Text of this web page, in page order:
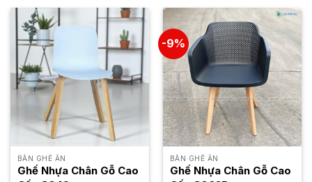
phẩm
này
có
nhiều
biến
thể.
Các
chọn
thể
được
BÀN GHẾ ĂN
Ghế Nhựa Chân Gỗ Cao
-9%
BÀN GHẾ ĂN
Ghế Nhựa Chân Gỗ Cao